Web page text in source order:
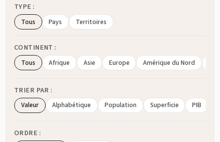
TYPE :
Tous Pays Territoires
CONTINENT :
Tous Afrique Asie Europe Amérique du Nord
TRIER PAR :
Valeur Alphabétique Population Superficie PIB
ORDRE :